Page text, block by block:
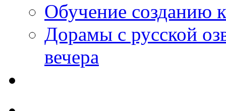
Обучение созданию
Дорамы с русской
вечера